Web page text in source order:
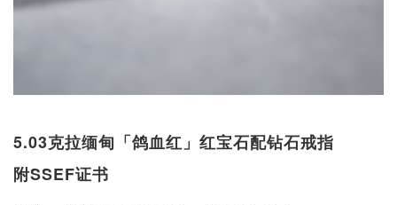
5.03克拉缅甸「鸽血红」红宝石配钻石戒指
附SSEF证书